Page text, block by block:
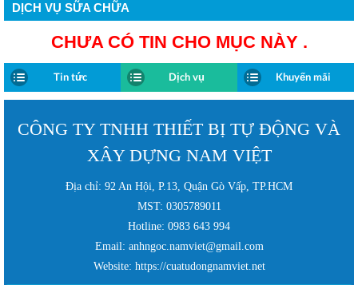
DỊCH VỤ SỮA CHỮA
CHƯA CÓ TIN CHO MỤC NÀY .
Tin tức Dịch vụ Khuyến mãi
CÔNG TY TNHH THIẾT BỊ TỰ ĐỘNG VÀ
XÂY DỰNG NAM VIỆT
Địa chỉ: 92 An Hội, P.13, Quận Gò Vấp, TP.HCM
MST: 0305789011
Hotline: 0983 643 994
Email: anhngoc.namviet@gmail.com
Website: https://cuatudongnamviet.net